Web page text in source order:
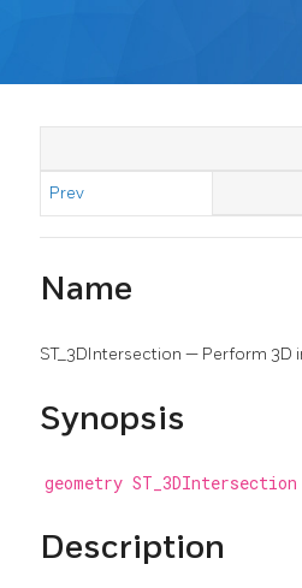
Prev
Name
ST_3DIntersection — Perform 3D
Synopsis
geometry ST_3DIntersection
Description